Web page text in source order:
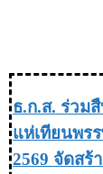
ธ.ก.ส. ร่วม
แห่เทียนพร
2569 จัดสร้